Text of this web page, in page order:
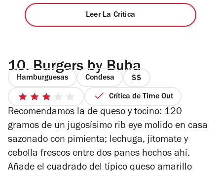
Leer La Crítica
10. Burgers by Buba
Hamburguesas Condesa
precio
2
de
3
de
5
estrellas
Crítica de Time Out
Recomendamos la de queso y tocino: 120
gramos de un jugosísimo rib eye molido en casa
sazonado con pimienta; lechuga, jitomate y
cebolla frescos entre dos panes hechos ahí.
Añade el cuadrado del típico queso amarillo